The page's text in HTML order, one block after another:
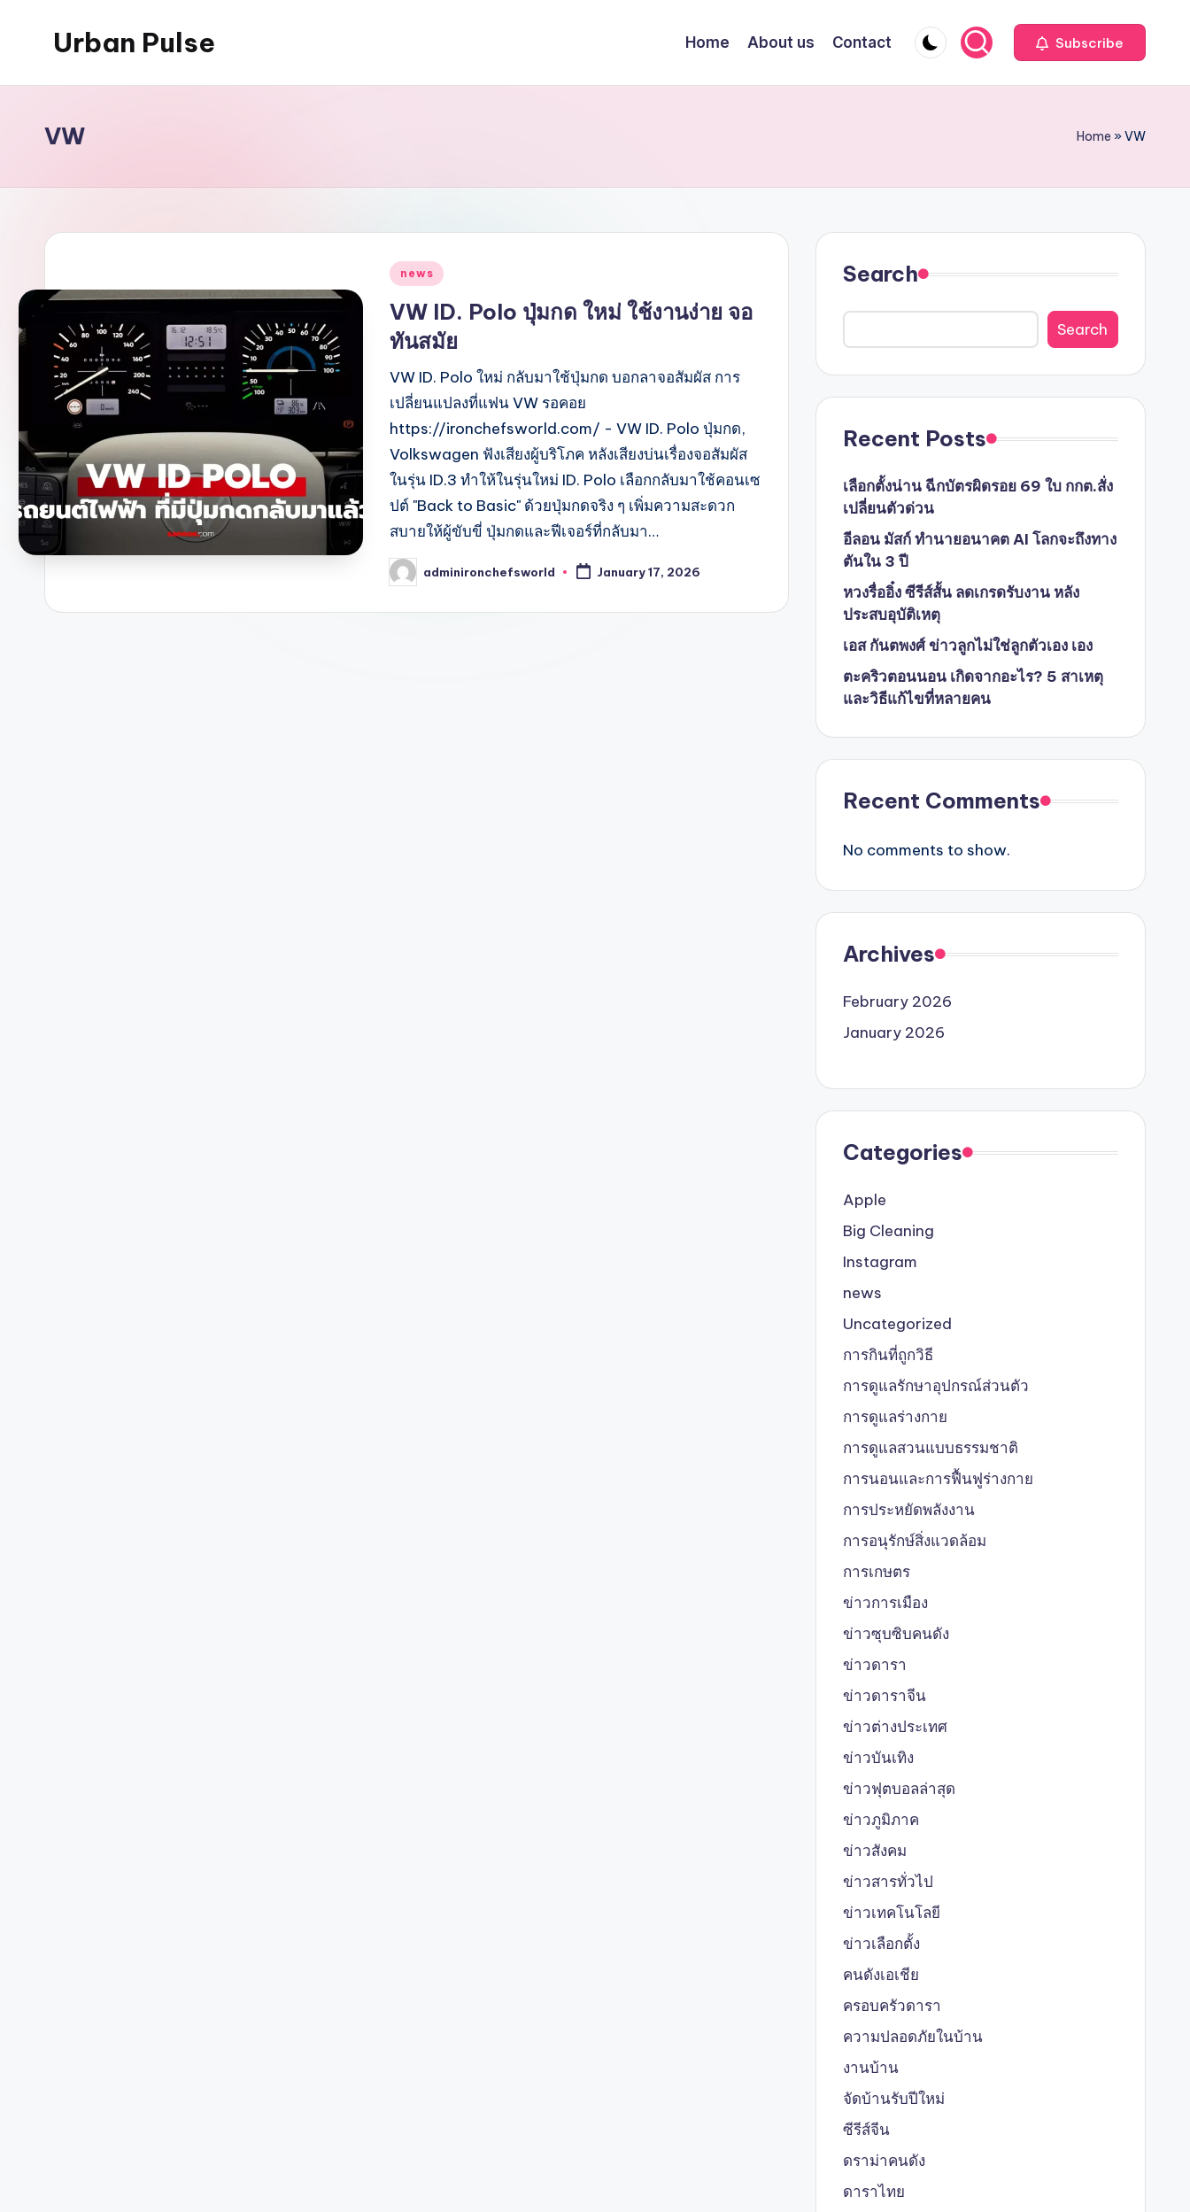
Urban Pulse Home About us Contact Subscribe
VW Home »VW
Posted
news
VW ID. Polo ปุ่มกด ใหม่ ใช้งานง่าย จอ
ทันสมัย
VW ID. Polo ใหม่ กลับมาใช้ปุ่มกด บอกลาจอสัมผัส การ
เปลี่ยนแปลงที่แฟน VW รอคอย
https://ironchefsworld.com/ - VW ID. Polo ปุ่มกด,
Volkswagen ฟังเสียงผู้บริโภค หลังเสียงบ่นเรื่องจอสัมผัส
ในรุ่น ID.3 ทำให้ในรุ่นใหม่ ID. Polo เลือกกลับมาใช้คอนเซ
ปต์ "Back to Basic" ด้วยปุ่มกดจริง ๆ เพิ่มความสะดวก
สบายให้ผู้ขับขี่ ปุ่มกดและฟีเจอร์ที่กลับมา…
Posted
by
adminironchefsworld January 17, 2026
Search
Search
Recent Posts
เลือกตั้งน่าน ฉีกบัตรผิดรอย 69 ใบ กกต.สั่ง
เปลี่ยนตัวด่วน
อีลอน มัสก์ ทำนายอนาคต AI โลกจะถึงทาง
ตันใน 3 ปี
หวงรื่ออิ๋ง ซีรีส์สั้น ลดเกรดรับงาน หลัง
ประสบอุบัติเหตุ
เอส กันตพงศ์ ข่าวลูกไม่ใช่ลูกตัวเอง เอง
ตะคริวตอนนอน เกิดจากอะไร? 5 สาเหตุ
และวิธีแก้ไขที่หลายคน
Recent Comments
No comments to show.
Archives
February 2026
January 2026
Categories
Apple
Big Cleaning
Instagram
news
Uncategorized
การกินที่ถูกวิธี
การดูแลรักษาอุปกรณ์ส่วนตัว
การดูแลร่างกาย
การดูแลสวนแบบธรรมชาติ
การนอนและการฟื้นฟูร่างกาย
การประหยัดพลังงาน
การอนุรักษ์สิ่งแวดล้อม
การเกษตร
ข่าวการเมือง
ข่าวซุบซิบคนดัง
ข่าวดารา
ข่าวดาราจีน
ข่าวต่างประเทศ
ข่าวบันเทิง
ข่าวฟุตบอลล่าสุด
ข่าวภูมิภาค
ข่าวสังคม
ข่าวสารทั่วไป
ข่าวเทคโนโลยี
ข่าวเลือกตั้ง
คนดังเอเชีย
ครอบครัวดารา
ความปลอดภัยในบ้าน
งานบ้าน
จัดบ้านรับปีใหม่
ซีรีส์จีน
ดราม่าคนดัง
ดาราไทย